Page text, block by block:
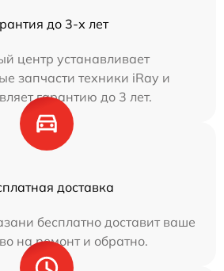
до 3-х лет
центр устанавливает
запчасти техники iRay и
гарантию до 3 лет.
доставка
бесплатно доставит ваше
на ремонт и обратно.